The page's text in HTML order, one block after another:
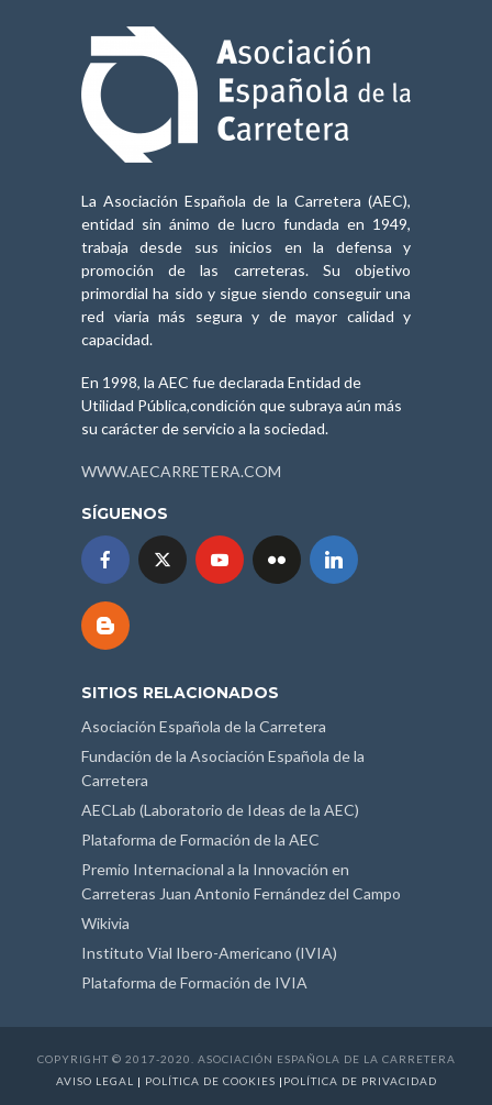
La Asociación Española de la Carretera (AEC),
entidad sin ánimo de lucro fundada en 1949,
trabaja desde sus inicios en la defensa y
promoción de las carreteras. Su objetivo
primordial ha sido y sigue siendo conseguir una
red viaria más segura y de mayor calidad y
capacidad.
En 1998, la AEC fue declarada Entidad de
Utilidad Pública,condición que subraya aún más
su carácter de servicio a la sociedad.
WWW.AECARRETERA.COM
SÍGUENOS
SITIOS RELACIONADOS
Asociación Española de la Carretera
Fundación de la Asociación Española de la
Carretera
AECLab (Laboratorio de Ideas de la AEC)
Plataforma de Formación de la AEC
Premio Internacional a la Innovación en
Carreteras Juan Antonio Fernández del Campo
Wikivia
Instituto Vial Ibero-Americano (IVIA)
Plataforma de Formación de IVIA
COPYRIGHT © 2017-2020. ASOCIACIÓN ESPAÑOLA DE LA CARRETERA
AVISO LEGAL
| POLÍTICA DE COOKIES | POLÍTICA DE PRIVACIDAD